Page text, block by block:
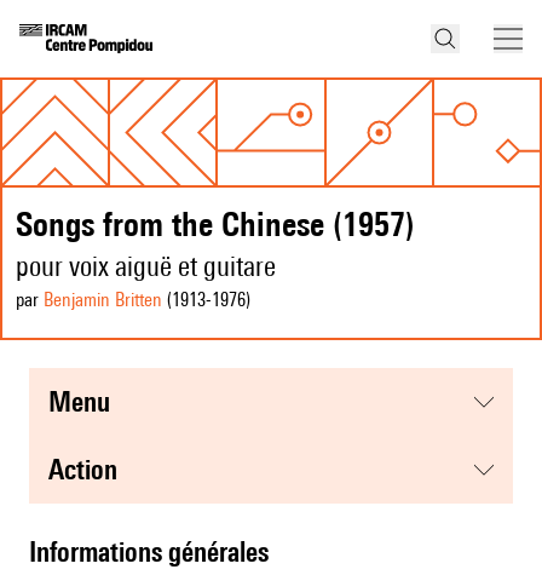
Songs from the Chinese (1957)
pour voix aiguë et guitare
par Benjamin Britten (1913-1976)
menu
action
informations générales